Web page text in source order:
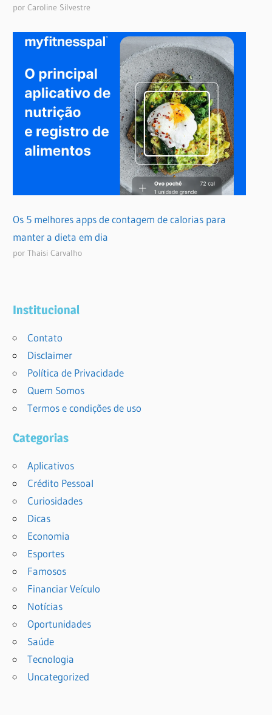
por Caroline Silvestre
Os 5 melhores apps de contagem de calorias para
manter a dieta em dia
por Thaisi Carvalho
Institucional
Contato
Disclaimer
Política de Privacidade
Quem Somos
Termos e condições de uso
Categorias
Aplicativos
Crédito Pessoal
Curiosidades
Dicas
Economia
Esportes
Famosos
Financiar Veículo
Notícias
Oportunidades
Saúde
Tecnologia
Uncategorized